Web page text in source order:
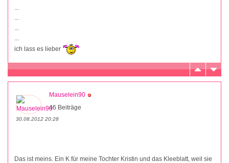
...
...
...
...
ich lass es lieber
Mauselein90
46 Beiträge
30.08.2012 20:28
Das ist meins. Ein K für meine Tochter Kristin und das Kleeblatt, weil sie